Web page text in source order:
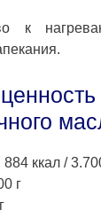
к
884 ккал /
г